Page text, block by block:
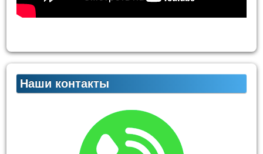
Наши контакты